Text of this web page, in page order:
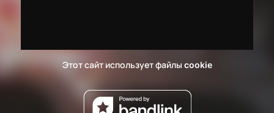
Этот сайт использует файлы cookie